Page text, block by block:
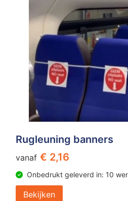
Rugleuning banners
vanaf € 2,16
Onbedrukt geleverd in: 10
Bekijken